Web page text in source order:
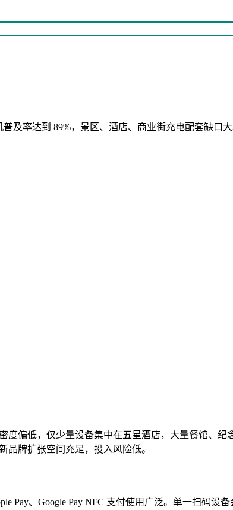
及率达到 89%，景区、酒店、商业街充电配套缺口
偏低，仅少量设备集中在五星酒店，大量餐馆、纪
牌扩张空间充足，投入风险低。
Pay、Google Pay NFC 支付使用广泛。单一扫码设